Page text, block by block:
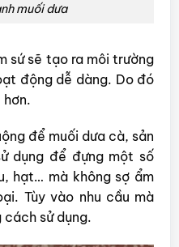
muối dưa
sứ sẽ tạo ra môi trường
động dễ dàng. Do đó
để muối dưa cà, sản
dụng để đựng một số
hạt… mà không sợ ẩm
Tùy vào nhu cầu mà
sử dụng.